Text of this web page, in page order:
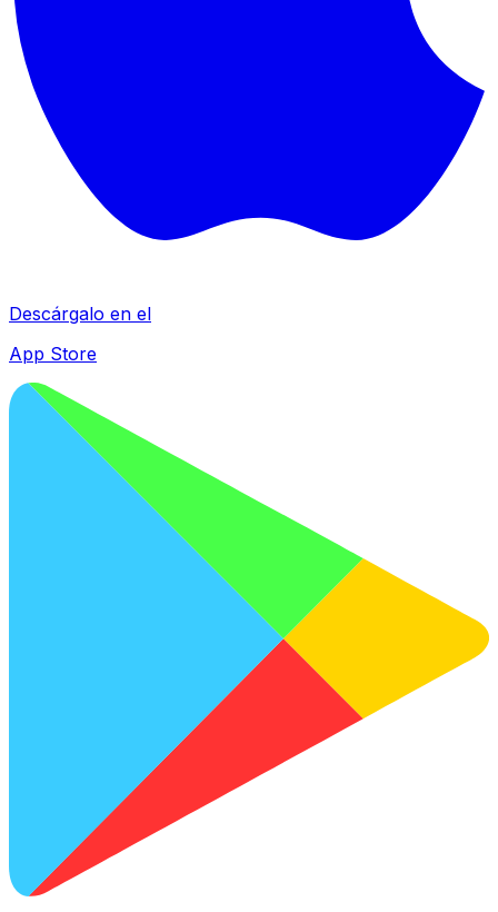
Descárgalo en el
App Store